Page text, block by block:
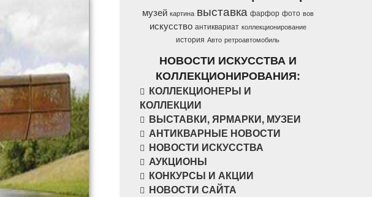
музей картина выставка фарфор фото вов
искусство антиквариат коллекционирование
история Авто ретроавтомобиль
НОВОСТИ ИСКУССТВА И
КОЛЛЕКЦИОНИРОВАНИЯ:
КОЛЛЕКЦИОНЕРЫ И
КОЛЛЕКЦИИ
ВЫСТАВКИ, ЯРМАРКИ, МУЗЕИ
АНТИКВАРНЫЕ НОВОСТИ
НОВОСТИ ИСКУССТВА
АУКЦИОНЫ
КОНКУРСЫ И АКЦИИ
НОВОСТИ САЙТА